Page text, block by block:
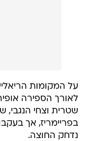
על המקומות
לאורך הספירה
בפריימריז, אך
נדחק החוצה.